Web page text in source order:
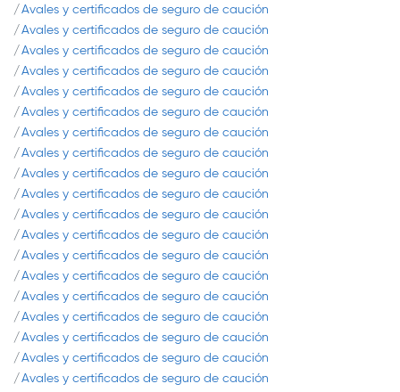
Avales y certificados de seguro de caución
Avales y certificados de seguro de caución
Avales y certificados de seguro de caución
Avales y certificados de seguro de caución
Avales y certificados de seguro de caución
Avales y certificados de seguro de caución
Avales y certificados de seguro de caución
Avales y certificados de seguro de caución
Avales y certificados de seguro de caución
Avales y certificados de seguro de caución
Avales y certificados de seguro de caución
Avales y certificados de seguro de caución
Avales y certificados de seguro de caución
Avales y certificados de seguro de caución
Avales y certificados de seguro de caución
Avales y certificados de seguro de caución
Avales y certificados de seguro de caución
Avales y certificados de seguro de caución
Avales y certificados de seguro de caución